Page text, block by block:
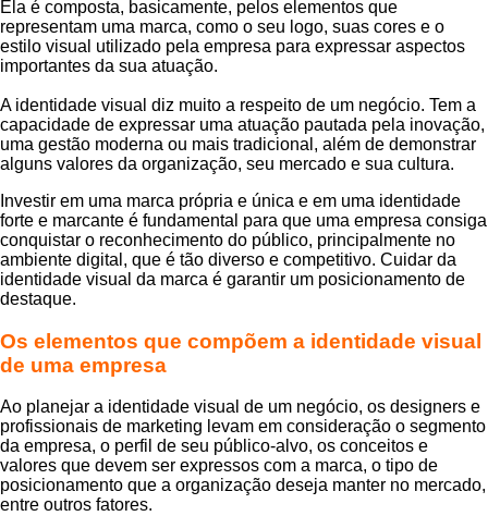
Ela é composta, basicamente, pelos elementos que
representam uma marca, como o seu logo, suas cores e o
estilo visual utilizado pela empresa para expressar aspectos
importantes da sua atuação.
A identidade visual diz muito a respeito de um negócio. Tem a
capacidade de expressar uma atuação pautada pela inovação,
uma gestão moderna ou mais tradicional, além de demonstrar
alguns valores da organização, seu mercado e sua cultura.
Investir em uma marca própria e única e em uma identidade
forte e marcante é fundamental para que uma empresa consiga
conquistar o reconhecimento do público, principalmente no
ambiente digital, que é tão diverso e competitivo. Cuidar da
identidade visual da marca é garantir um posicionamento de
destaque.
Os elementos que compõem a identidade visual
de uma empresa
Ao planejar a identidade visual de um negócio, os designers e
profissionais de marketing levam em consideração o segmento
da empresa, o perfil de seu público-alvo, os conceitos e
valores que devem ser expressos com a marca, o tipo de
posicionamento que a organização deseja manter no mercado,
entre outros fatores.